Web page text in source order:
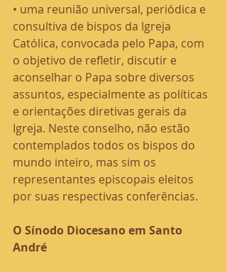
• uma reunião universal, periódica e
consultiva de bispos da Igreja
Católica, convocada pelo Papa, com
o objetivo de refletir, discutir e
aconselhar o Papa sobre diversos
assuntos, especialmente as políticas
e orientações diretivas gerais da
Igreja. Neste conselho, não estão
contemplados todos os bispos do
mundo inteiro, mas sim os
representantes episcopais eleitos
por suas respectivas conferências.
O Sínodo Diocesano em Santo
André